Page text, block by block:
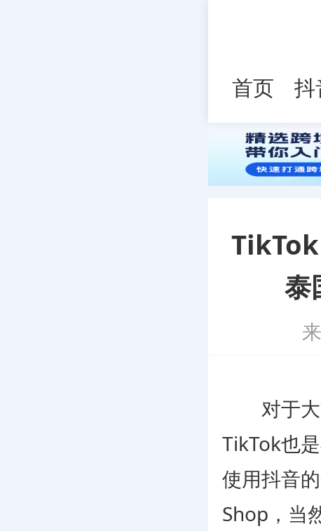
首页 抖
泰
对于大
TikTok也
使用抖音
Shop，当